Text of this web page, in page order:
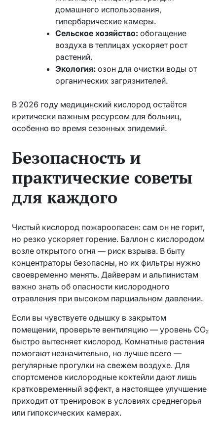
домашнего использования,
гипербарические камеры.
Сельское хозяйство: обогащение
воздуха в теплицах ускоряет рост
растений.
Экология: озон для очистки воды от
органических загрязнителей.
В 2026 году медицинский кислород остаётся
критически важным ресурсом для больниц,
особенно во время сезонных эпидемий.
Безопасность и
практические советы
для каждого
Чистый кислород пожароопасен: сам он не горит,
но резко ускоряет горение. Баллон с кислородом
возле открытого огня — риск взрыва. В быту
концентраторы безопасны, но их фильтры нужно
своевременно менять. Дайверам и альпинистам
важно знать об опасности кислородного
отравления при высоком парциальном давлении.
Если вы чувствуете одышку в закрытом
помещении, проверьте вентиляцию — уровень CO₂
быстро вытесняет кислород. Комнатные растения
помогают незначительно, но лучше всего —
регулярные прогулки на свежем воздухе. Для
спортсменов кислородные коктейли дают лишь
кратковременный эффект, а настоящее улучшение
приходит от тренировок в условиях среднегорья
или гипоксических камерах.